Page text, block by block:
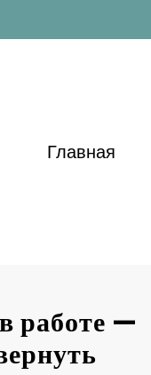
Главная
работе —